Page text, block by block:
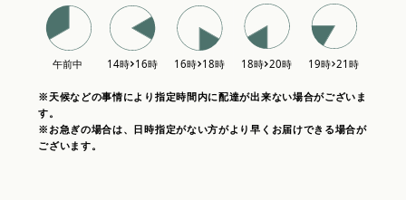
※天候などの事情により指定時間内に配達が出来ない場合がございま
す。
※お急ぎの場合は、日時指定がない方がより早くお届けできる場合が
ございます。